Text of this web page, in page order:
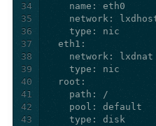
34
35
36
37
38
39
40
41
42
43